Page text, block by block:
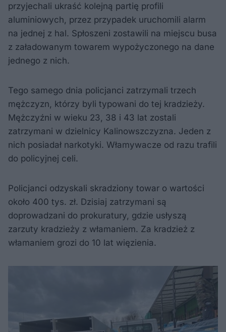
przyjechali ukraść kolejną partię profili
aluminiowych, przez przypadek uruchomili alarm
na jednej z hal. Spłoszeni zostawili na miejscu busa
z załadowanym towarem wypożyczonego na dane
jednego z nich.
Tego samego dnia policjanci zatrzymali trzech
mężczyzn, którzy byli typowani do tej kradzieży.
Mężczyźni w wieku 23, 38 i 43 lat zostali
zatrzymani w dzielnicy Kalinowszczyzna. Jeden z
nich posiadał narkotyki. Włamywacze od razu trafili
do policyjnej celi.
Policjanci odzyskali skradziony towar o wartości
około 400 tys. zł. Dzisiaj zatrzymani są
doprowadzani do prokuratury, gdzie usłyszą
zarzuty kradzieży z włamaniem. Za kradzież z
włamaniem grozi do 10 lat więzienia.